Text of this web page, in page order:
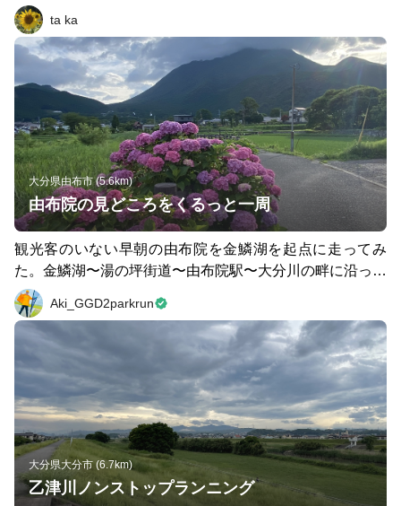
で休憩もいいと思います。
ta ka
大分県由布市 (5.6km)
由布院の見どころをくるっと一周
観光客のいない早朝の由布院を金鱗湖を起点に走ってみ
た。金鱗湖〜湯の坪街道〜由布院駅〜大分川の畔に沿って
由布岳を仰ぎ見ながら気持ちの良い朝ランでした。
Aki_GGD2parkrun
大分県大分市 (6.7km)
乙津川ノンストップランニング